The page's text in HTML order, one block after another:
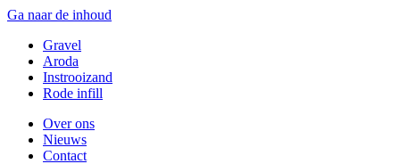
Ga naar de inhoud
Gravel
Aroda
Instrooizand
Rode infill
Over ons
Nieuws
Contact